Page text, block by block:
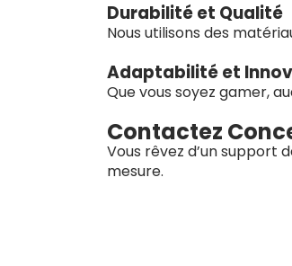
Durabilité et Qualité
Nous utilisons des
Adaptabilité et
Que vous soyez gamer,
Contactez
Vous rêvez d’un support
mesure.